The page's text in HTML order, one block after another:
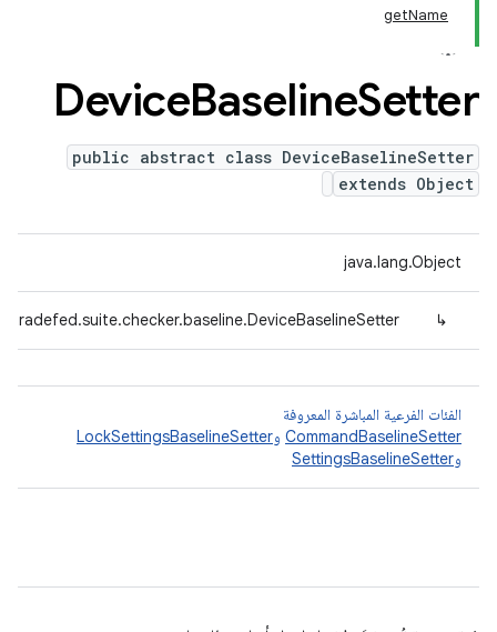
getName
DeviceBaselineSetter
public abstract class DeviceBaselineSetter
extends Object
java.lang.Object
↳
الفئات الفرعية المباشرة المعروفة
CommandBaselineSetter وLockSettingsBaselineSetter
وSettingsBaselineSetter